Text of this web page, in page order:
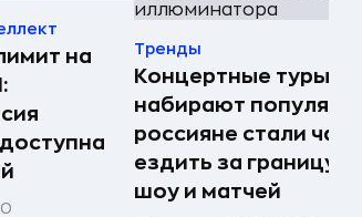
на
Тренды
Концертные туры
набирают
россияне стали
ездить за границу
шоу и матчей